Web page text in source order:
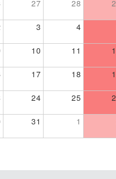
27 28
3 4
10 11
17 18
24 25
31 1